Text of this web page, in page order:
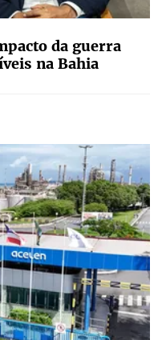
da guerra
na Bahia